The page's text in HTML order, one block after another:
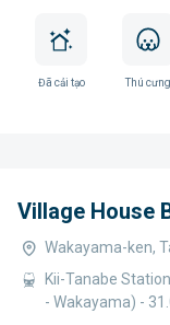
Đã cải tạo Thú cưng
Village House
Wakayama-ken,
Kii-Tanabe
- Wakayama) -